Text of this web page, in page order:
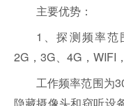
主要优势：
1、探测频率范
2G，3G、4G，WIFI
工作频率范围为
隐藏摄像头和窃听设